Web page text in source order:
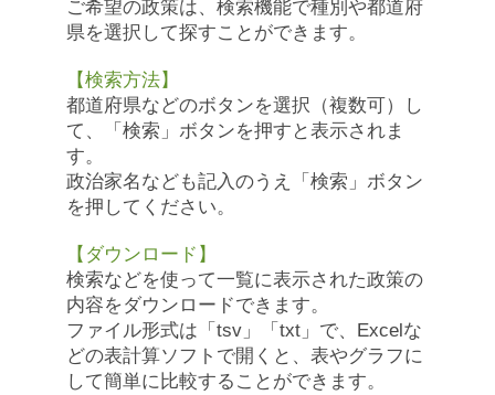
ご希望の政策は、検索機能で種別や都道府
県を選択して探すことができます。
【検索方法】
都道府県などのボタンを選択（複数可）し
て、「検索」ボタンを押すと表示されま
す。
政治家名なども記入のうえ「検索」ボタン
を押してください。
【ダウンロード】
検索などを使って一覧に表示された政策の
内容をダウンロードできます。
ファイル形式は「tsv」「txt」で、Excelな
どの表計算ソフトで開くと、表やグラフに
して簡単に比較することができます。